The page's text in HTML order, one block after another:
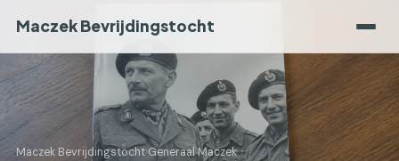
Maczek Bevrijdingstocht
Maczek Bevrijdingstocht›Generaal Maczek